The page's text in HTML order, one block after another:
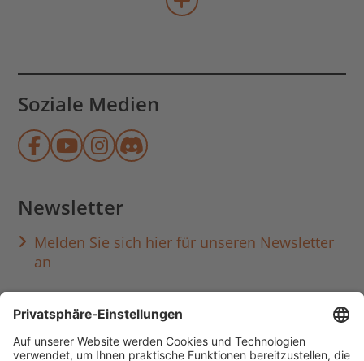
mehr Veranstaltungen
Soziale Medien
Münchner Stadtbibliothek auf
Münchner Stadtbibliothek auf
Münchner Stadtbibliothek
Münchner
Newsletter
Melden Sie sich hier für unseren Newsletter
an
Häufig aufgerufen